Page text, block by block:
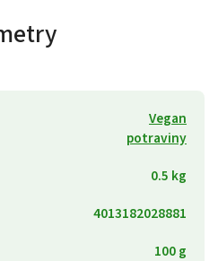
Vegan
potraviny
0.5 kg
4013182028881
100 g